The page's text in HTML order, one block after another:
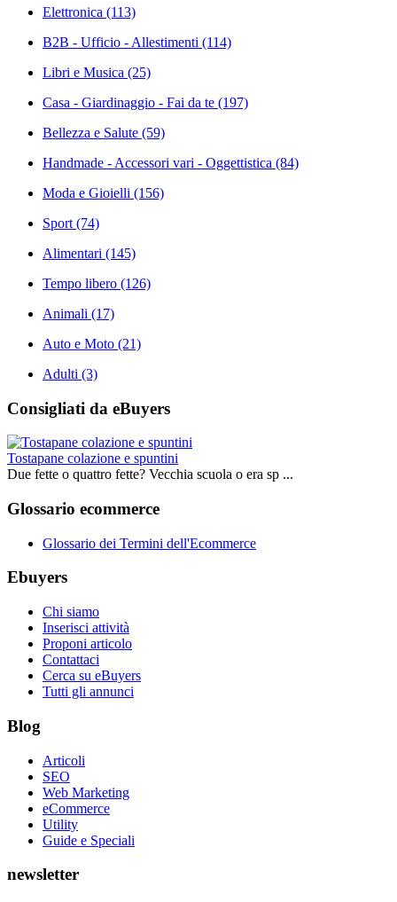
Elettronica (113)
B2B - Ufficio - Allestimenti (114)
Libri e Musica (25)
Casa - Giardinaggio - Fai da te (197)
Bellezza e Salute (59)
Handmade - Accessori vari - Oggettistica (84)
Moda e Gioielli (156)
Sport (74)
Alimentari (145)
Tempo libero (126)
Animali (17)
Auto e Moto (21)
Adulti (3)
Consigliati da eBuyers
Tostapane colazione e spuntini
Due fette o quattro fette? Vecchia scuola o era sp ...
Glossario ecommerce
Glossario dei Termini dell'Ecommerce
Ebuyers
Chi siamo
Inserisci attività
Proponi articolo
Contattaci
Cerca su eBuyers
Tutti gli annunci
Blog
Articoli
SEO
Web Marketing
eCommerce
Utility
Guide e Speciali
newsletter